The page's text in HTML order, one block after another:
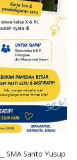
__ SMA Santo Yusup